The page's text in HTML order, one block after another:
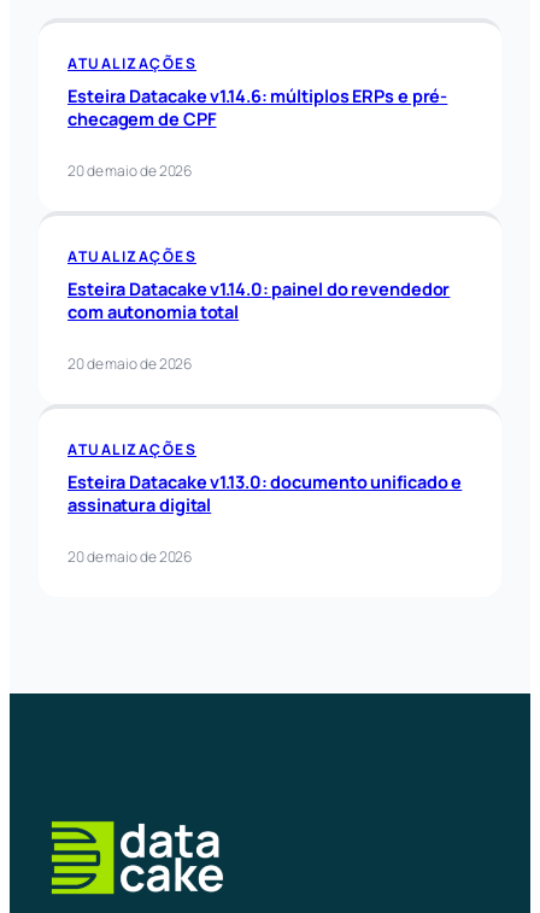
ATUALIZAÇÕES
Esteira Datacake v1.14.6: múltiplos ERPs e pré-
checagem de CPF
20 de maio de 2026
ATUALIZAÇÕES
Esteira Datacake v1.14.0: painel do revendedor
com autonomia total
20 de maio de 2026
ATUALIZAÇÕES
Esteira Datacake v1.13.0: documento unificado e
assinatura digital
20 de maio de 2026